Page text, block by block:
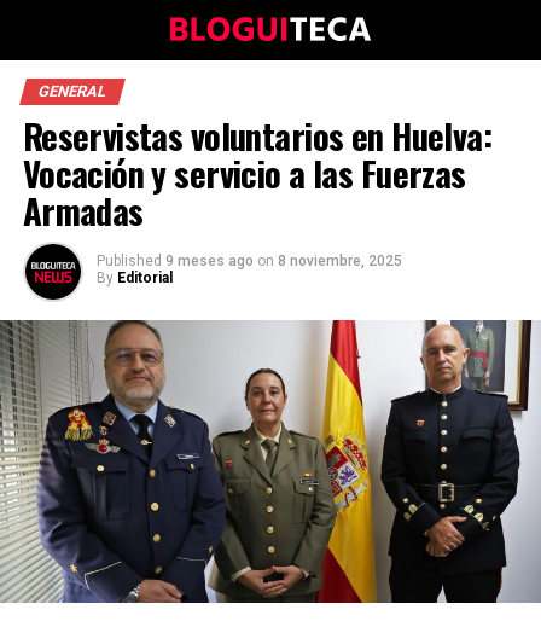
GENERAL
Reservistas voluntarios en Huelva:
Vocación y servicio a las Fuerzas
Armadas
Published 9 meses ago on 8 noviembre, 2025
By Editorial